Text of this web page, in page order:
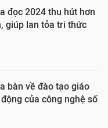
đọc 2024 thu hút hơn
giúp lan tỏa tri thức
bàn về đào tạo giáo
của công nghệ số